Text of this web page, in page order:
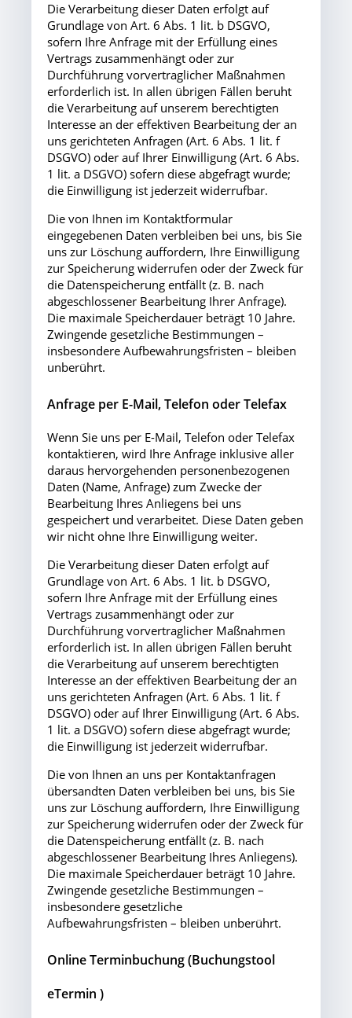
Die Verarbeitung dieser Daten erfolgt auf
Grundlage von Art. 6 Abs. 1 lit. b DSGVO,
sofern Ihre Anfrage mit der Erfüllung eines
Vertrags zusammenhängt oder zur
Durchführung vorvertraglicher Maßnahmen
erforderlich ist. In allen übrigen Fällen beruht
die Verarbeitung auf unserem berechtigten
Interesse an der effektiven Bearbeitung der an
uns gerichteten Anfragen (Art. 6 Abs. 1 lit. f
DSGVO) oder auf Ihrer Einwilligung (Art. 6 Abs.
1 lit. a DSGVO) sofern diese abgefragt wurde;
die Einwilligung ist jederzeit widerrufbar.
Die von Ihnen im Kontaktformular
eingegebenen Daten verbleiben bei uns, bis Sie
uns zur Löschung auffordern, Ihre Einwilligung
zur Speicherung widerrufen oder der Zweck für
die Datenspeicherung entfällt (z. B. nach
abgeschlossener Bearbeitung Ihrer Anfrage).
Die maximale Speicherdauer beträgt 10 Jahre.
Zwingende gesetzliche Bestimmungen –
insbesondere Aufbewahrungsfristen – bleiben
unberührt.
Anfrage per E-Mail, Telefon oder Telefax
Wenn Sie uns per E-Mail, Telefon oder Telefax
kontaktieren, wird Ihre Anfrage inklusive aller
daraus hervorgehenden personenbezogenen
Daten (Name, Anfrage) zum Zwecke der
Bearbeitung Ihres Anliegens bei uns
gespeichert und verarbeitet. Diese Daten geben
wir nicht ohne Ihre Einwilligung weiter.
Die Verarbeitung dieser Daten erfolgt auf
Grundlage von Art. 6 Abs. 1 lit. b DSGVO,
sofern Ihre Anfrage mit der Erfüllung eines
Vertrags zusammenhängt oder zur
Durchführung vorvertraglicher Maßnahmen
erforderlich ist. In allen übrigen Fällen beruht
die Verarbeitung auf unserem berechtigten
Interesse an der effektiven Bearbeitung der an
uns gerichteten Anfragen (Art. 6 Abs. 1 lit. f
DSGVO) oder auf Ihrer Einwilligung (Art. 6 Abs.
1 lit. a DSGVO) sofern diese abgefragt wurde;
die Einwilligung ist jederzeit widerrufbar.
Die von Ihnen an uns per Kontaktanfragen
übersandten Daten verbleiben bei uns, bis Sie
uns zur Löschung auffordern, Ihre Einwilligung
zur Speicherung widerrufen oder der Zweck für
die Datenspeicherung entfällt (z. B. nach
abgeschlossener Bearbeitung Ihres Anliegens).
Die maximale Speicherdauer beträgt 10 Jahre.
Zwingende gesetzliche Bestimmungen –
insbesondere gesetzliche
Aufbewahrungsfristen – bleiben unberührt.
Online Terminbuchung (Buchungstool
eTermin )